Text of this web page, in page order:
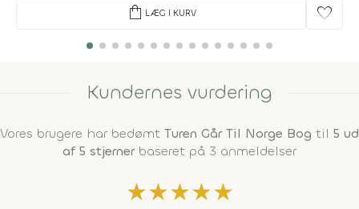
shopping_bag LÆG I KURV favorite
Kundernes vurdering
Vores brugere har bedømt Turen Går Til Norge Bog til 5 ud
af 5 stjernerbaseret på 3 anmeldelser
★★★★★